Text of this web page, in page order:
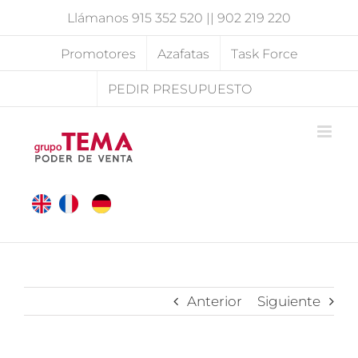
Llámanos 915 352 520 || 902 219 220
Promotores Azafatas Task Force
PEDIR PRESUPUESTO
Anterior Siguiente